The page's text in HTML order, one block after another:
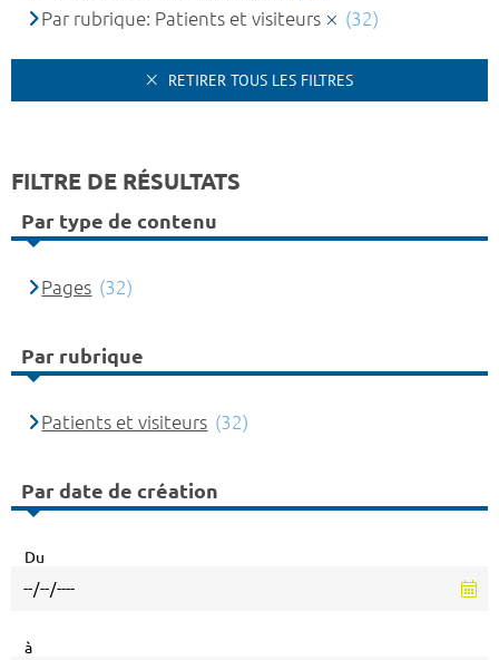
Par rubrique: Patients et visiteurs
(32)
RETIRER TOUS LES FILTRES
FILTRE DE RÉSULTATS
Par type de contenu
Pages (32)
Par rubrique
Patients et visiteurs (32)
Par date de création
Du
à